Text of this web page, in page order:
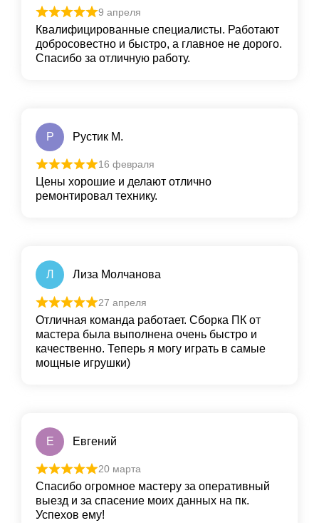
9 апреля
Квалифицированные специалисты. Работают
добросовестно и быстро, а главное не дорого.
Спасибо за отличную работу.
Р Рустик М.
16 февраля
Цены хорошие и делают отлично
ремонтировал технику.
Л Лиза Молчанова
27 апреля
Отличная команда работает. Сборка ПК от
мастера была выполнена очень быстро и
качественно. Теперь я могу играть в самые
мощные игрушки)
Е Евгений
20 марта
Спасибо огромное мастеру за оперативный
выезд и за спасение моих данных на пк.
Успехов ему!